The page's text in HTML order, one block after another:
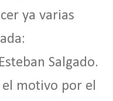
ya varias
Salgado.
motivo por el